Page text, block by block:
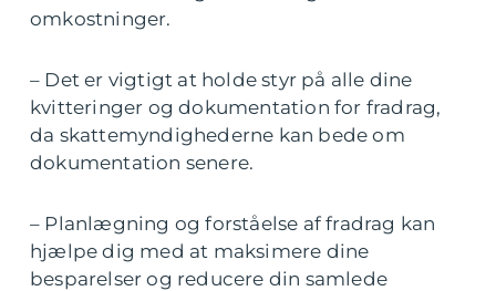
omkostninger.
– Det er vigtigt at holde styr på alle dine
kvitteringer og dokumentation for fradrag,
da skattemyndighederne kan bede om
dokumentation senere.
– Planlægning og forståelse af fradrag kan
hjælpe dig med at maksimere dine
besparelser og reducere din samlede